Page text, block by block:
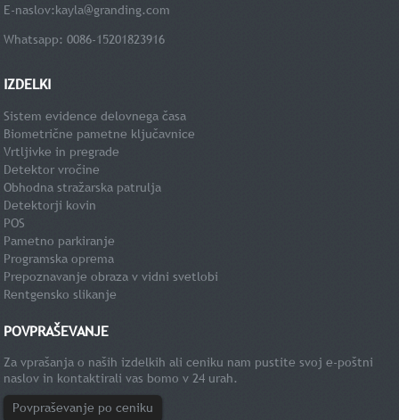
E-naslov:kayla@granding.com
Whatsapp: 0086-15201823916
IZDELKI
Sistem evidence delovnega časa
Biometrične pametne ključavnice
Vrtljivke in pregrade
Detektor vročine
Obhodna stražarska patrulja
Detektorji kovin
POS
Pametno parkiranje
Programska oprema
Prepoznavanje obraza v vidni svetlobi
Rentgensko slikanje
POVPRAŠEVANJE
Za vprašanja o naših izdelkih ali ceniku nam pustite svoj e-poštni
naslov in kontaktirali vas bomo v 24 urah.
Povpraševanje po ceniku